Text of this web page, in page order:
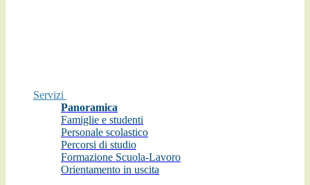
Servizi
Panoramica
Famiglie e studenti
Personale scolastico
Percorsi di studio
Formazione Scuola-Lavoro
Orientamento in uscita